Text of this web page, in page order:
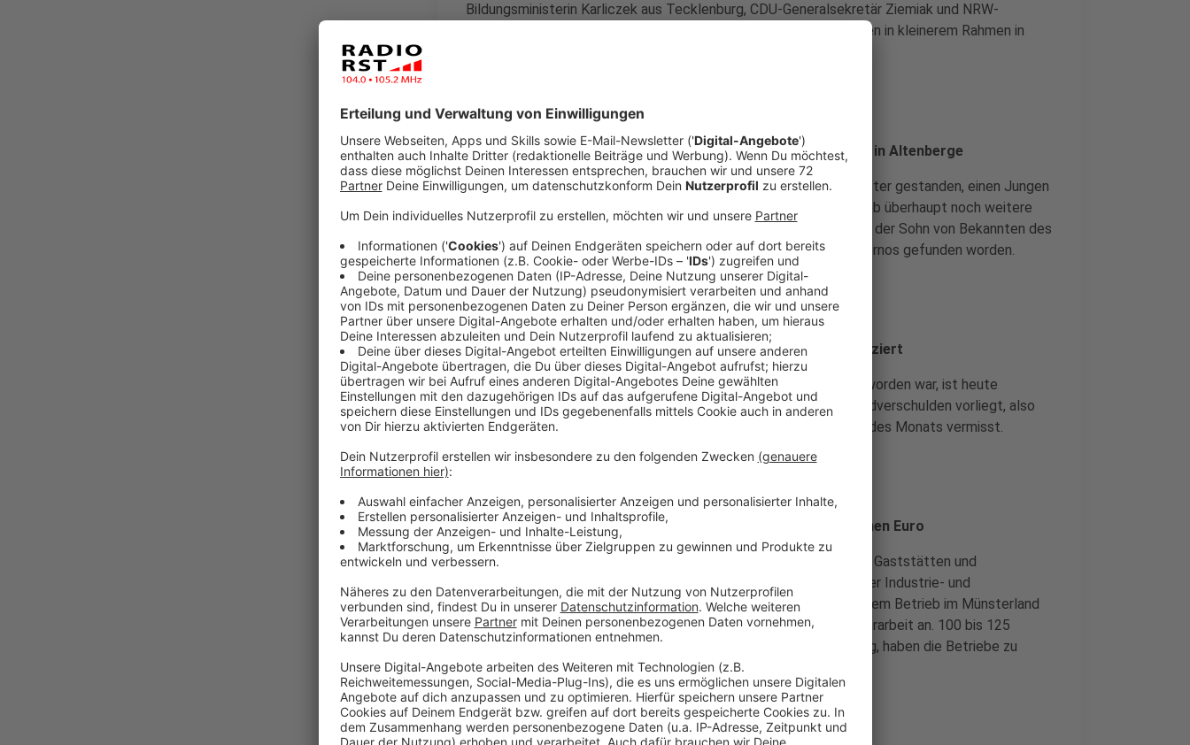
Bildungsministerin Karliczek aus Tecklenburg, CDU-Generalsekretär Ziemiak und NRW-
Gesundheitsminister Laumann aus Hörstel. Die SPD hält ihre Reden in kleinerem Rahmen in
16:02 Uhr - Münster: Angeklagter gesteht Kindesmissbrauch in Altenberge
Vor dem Landgericht Münster hat heute ein 56-Jähriger aus Münster gestanden, einen Jungen
mehrmals sexuell misshandelt zu haben. Das Gericht prüft jetzt, ob überhaupt noch weitere
Zeugen gehört werden. Das damals 10 bis 12 Jahre alte Opfer ist der Sohn von Bekannten des
Täters in Altenberge. Bei dem Mann sind wohl auch viele Kinderpornos gefunden worden.
Anzeige
15:07 Uhr - Ostercappeln: Tote aus dem Mittellandkanal obduziert
Die 59-Jährige, die Sonntag im Mittellandkanal tot aufgefunden worden war, ist heute
obduziert worden. Die Untersuchung hat ergeben, dass kein Fremdverschulden vorliegt, also
ein Verbrechen ausgeschlossen wird. Die Frau wurde seit Anfang des Monats vermisst.
Anzeige
13:15 Uhr - Region: Bürokratie kostet Gastgewerbe 50 Millionen Euro
Staatliche Vorgaben und die damit verbundene Bürokratie kosten Gaststätten und
Restaurants jedes Jahr 50 Millionen Euro, zeigen Berechnungen der Industrie- und
Handelskammer Nord Westfalen. Durch die Aufgaben fallen in jedem Betrieb im Münsterland
und der Emscher-Lippe-Region wöchentlich rund 14 Stunden Mehrarbeit an. 100 bis 125
Vorschriften, von der Kassenrichtlinie bis zur Hygieneüberwachung, haben die Betriebe zu
beachten.
Anzeige